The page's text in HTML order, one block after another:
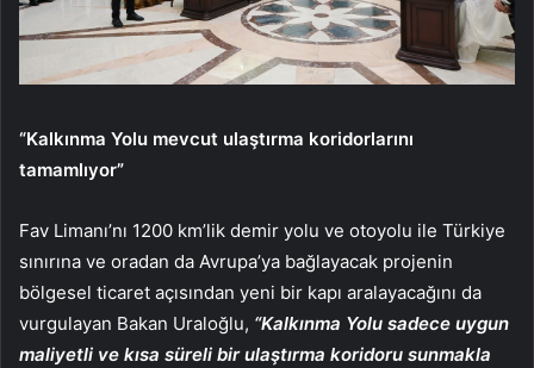
“Kalkınma Yolu mevcut ulaştırma koridorlarını
tamamlıyor”
Fav Limanı’nı 1200 km’lik demir yolu ve otoyolu ile Türkiye
sınırına ve oradan da Avrupa’ya bağlayacak projenin
bölgesel ticaret açısından yeni bir kapı aralayacağını da
vurgulayan Bakan Uraloğlu, “Kalkınma Yolu sadece uygun
maliyetli ve kısa süreli bir ulaştırma koridoru sunmakla